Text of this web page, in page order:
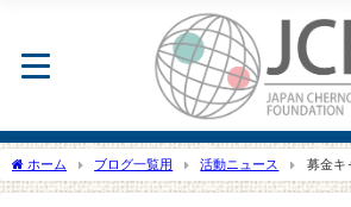
ホーム ブログ一覧用 活動ニュース
募金キ
ございました！